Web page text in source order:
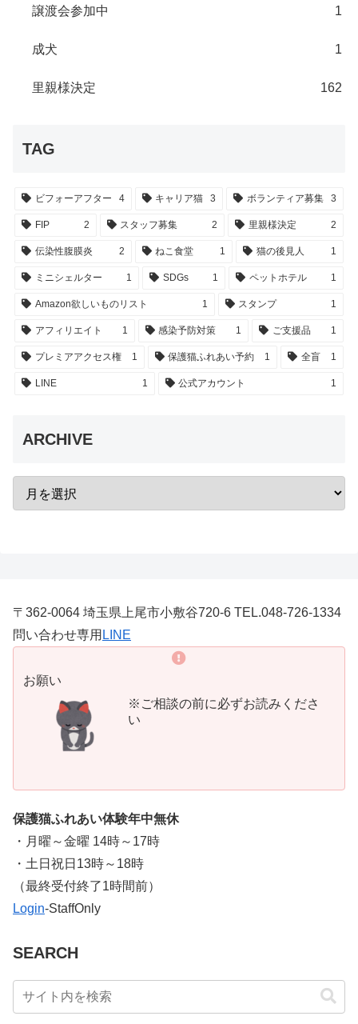
譲渡会参加中 1
成犬 1
里親様決定 162
TAG
ビフォーアフター 4 キャリア猫 3 ボランティア募集 3
FIP 2 スタッフ募集 2 里親様決定 2
伝染性腹膜炎 2 ねこ食堂 1 猫の後見人 1
ミニシェルター 1 SDGs 1 ペットホテル 1
Amazon欲しいものリスト 1 スタンプ 1
アフィリエイト 1 感染予防対策 1 ご支援品 1
プレミアアクセス権 1 保護猫ふれあい予約 1 全盲 1
LINE 1 公式アカウント 1
ARCHIVE
〒362-0064 埼玉県上尾市小敷谷720-6 TEL.048-726-1334
問い合わせ専用 LINE
お願い
※ご相談の前に必ずお読みくださ
い
保護猫ふれあい体験年中無休
・月曜～金曜 14時～17時
・土日祝日13時～18時
​（最終受付終了1時間前）
Login-StaffOnly
SEARCH